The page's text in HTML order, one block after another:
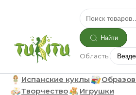
Найти
Область:
Испанские куклы
Творчество
Игрушки